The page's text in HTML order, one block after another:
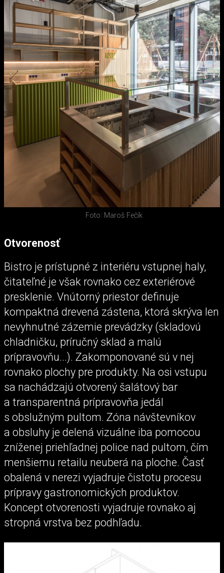
Foto: Maroš Fečík
Otvorenosť
Bistro je prístupné z interiéru vstupnej haly,
čitateľné je však rovnako cez exteriérové
presklenie. Vnútorný priestor definuje
kompaktná drevená zástena, ktorá skrýva len
nevyhnutné zázemie prevádzky (skladovú
chladničku, príručný sklad a malú
prípravovňu...). Zakomponované sú v nej
rovnako plochy pre produkty. Na osi vstupu
sa nachádzajú otvorený šalátový bar
a transparentná prípravovňa jedál
s obslužným pultom. Zóna návštevníkov
a obsluhy je delená vizuálne iba pomocou
zníženej priehľadnej police nad pultom, čím
menšiemu retailu neuberá na ploche. Časť
obalená v nerezi vyjadruje čistotu procesu
prípravy gastronomických produktov.
Koncept otvorenosti vyjadruje rovnako aj
stropná vrstva bez podhľadu.